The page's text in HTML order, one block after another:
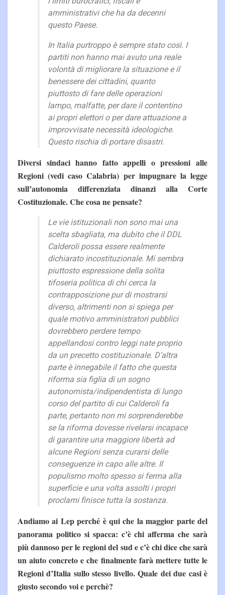
amministrativi che ha da decenni
questo Paese.
In Italia purtroppo è sempre stato così. I
partiti non hanno mai avuto una reale
volontà di migliorare la situazione e il
benessere dei cittadini, quanto
piuttosto di fare delle operazioni
lampo, malfatte, per dare il contentino
ai propri elettori o per dare attuazione a
improvvisate necessità ideologiche.
Questo rischia di portare disastri.
Diversi sindaci hanno fatto appelli o pressioni alle
Regioni (vedi caso Calabria) per impugnare la legge
sull’autonomia differenziata dinanzi alla Corte
Costituzionale. Che cosa ne pensate?
Le vie istituzionali non sono mai una
scelta sbagliata, ma dubito che il DDL
Calderoli possa essere realmente
dichiarato incostituzionale. Mi sembra
piuttosto espressione della solita
tifoseria politica di chi cerca la
contrapposizione pur di mostrarsi
diverso, altrimenti non si spiega per
quale motivo amministratori pubblici
dovrebbero perdere tempo
appellandosi contro leggi nate proprio
da un precetto costituzionale. D’altra
parte è innegabile il fatto che questa
riforma sia figlia di un sogno
autonomista/indipendentista di lungo
corso del partito di cui Calderoli fa
parte, pertanto non mi sorprenderebbe
se la riforma dovesse rivelarsi incapace
di garantire una maggiore libertà ad
alcune Regioni senza curarsi delle
conseguenze in capo alle altre. Il
populismo molto spesso si ferma alla
superficie e una volta assolti i propri
proclami finisce tutta la sostanza.
Andiamo ai Lep perché è qui che la maggior parte del
panorama politico si spacca: c’è chi afferma che sarà
più dannoso per le regioni del sud e c’è chi dice che sarà
un aiuto concreto e che finalmente farà mettere tutte le
Regioni d’Italia sullo stesso livello. Quale dei due casi è
giusto secondo voi e perchè?